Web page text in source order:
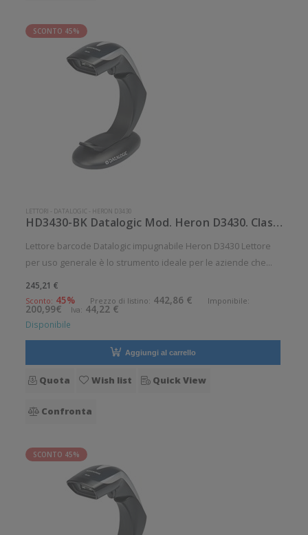
SCONTO 45%
LETTORI - DATALOGIC - HERON D3430
HD3430-BK Datalogic Mod. Heron D3430. Classificazione: Impugnabile.
Lettore barcode Datalogic impugnabile Heron D3430 Lettore
per uso generale è lo strumento ideale per le aziende che
codici a barre. Lettura QrCode abilitata. Angolo di scansione
verti
245,21 €
Sconto: 45% Prezzo di listino: 442,86 € Imponibile:
200,99€ Iva: 44,22 €
Disponibile
Aggiungi al carrello
Quota Wish list Quick View
Confronta
SCONTO 45%